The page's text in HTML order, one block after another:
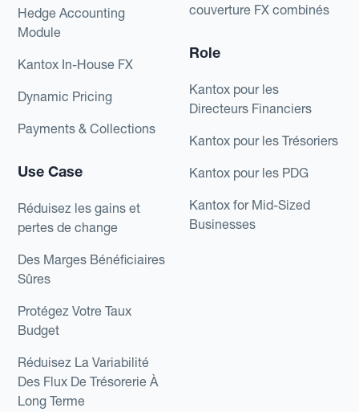
Hedge Accounting
Module
Kantox In-House FX
Dynamic Pricing
Payments & Collections
Use Case
Réduisez les gains et
pertes de change
Des Marges Bénéficiaires
Sûres
Protégez Votre Taux
Budget
Réduisez La Variabilité
Des Flux De Trésorerie À
Long Terme
couverture FX combinés
Role
Kantox pour les
Directeurs Financiers
Kantox pour les Trésoriers
Kantox pour les PDG
Kantox for Mid-Sized
Businesses